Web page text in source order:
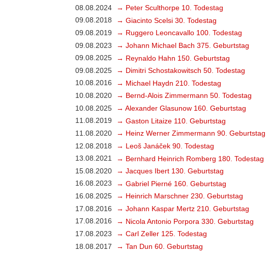
08.08.2024
→ Peter Sculthorpe 10. Todestag
09.08.2018
→ Giacinto Scelsi 30. Todestag
09.08.2019
→ Ruggero Leoncavallo 100. Todestag
09.08.2023
→ Johann Michael Bach 375. Geburtstag
09.08.2025
→ Reynaldo Hahn 150. Geburtstag
09.08.2025
→ Dimitri Schostakowitsch 50. Todestag
10.08.2016
→ Michael Haydn 210. Todestag
10.08.2020
→ Bernd-Alois Zimmermann 50. Todestag
10.08.2025
→ Alexander Glasunow 160. Geburtstag
11.08.2019
→ Gaston Litaize 110. Geburtstag
11.08.2020
→ Heinz Werner Zimmermann 90. Geburtstag
12.08.2018
→ Leoš Janáček 90. Todestag
13.08.2021
→ Bernhard Heinrich Romberg 180. Todestag
15.08.2020
→ Jacques Ibert 130. Geburtstag
16.08.2023
→ Gabriel Pierné 160. Geburtstag
16.08.2025
→ Heinrich Marschner 230. Geburtstag
17.08.2016
→ Johann Kaspar Mertz 210. Geburtstag
17.08.2016
→ Nicola Antonio Porpora 330. Geburtstag
17.08.2023
→ Carl Zeller 125. Todestag
18.08.2017
→ Tan Dun 60. Geburtstag